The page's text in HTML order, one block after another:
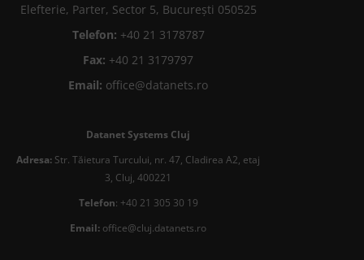
Elefterie, Parter, Sector 5, București 050525
Telefon: +40 21 3178787
Fax: +40 21 3179797
Email: office@datanets.ro
Datanet Systems Cluj
Adresa: Str. Tăietura Turcului, nr. 47, Cladirea A2, etaj
3, Cluj, 400221
Telefon: +40 21 305 30 19
Email: office@cluj.datanets.ro